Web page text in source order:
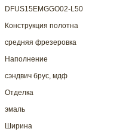
DFUS15EMGGO02-L50
Конструкция полотна
средняя фрезеровка
Наполнение
сэндвич брус, мдф
Отделка
эмаль
Ширина